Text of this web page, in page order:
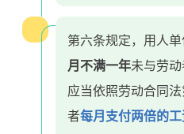
第六条规定，用人
月不满一年未与劳动
应当依照劳动合同
者每月支付两倍的工